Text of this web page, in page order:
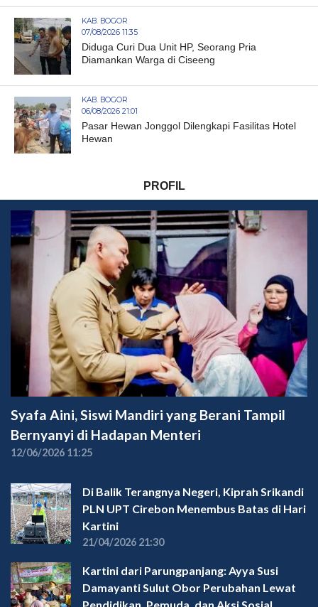
KAB. BOGOR
07/08/2026 11:35
Diduga Curi Dua Unit HP, Seorang Pria
Diamankan Warga di Ciseeng
KAB. BOGOR
06/08/2026 21:01
Pasar Hewan Jonggol Dilengkapi Fasilitas Hotel
Hewan
PROFIL
Syafa Aini, Siswi Mandiri yang Berani Tampil
Bernyanyi di Hadapan Menteri
12/06/2026 11:25
Di Balik Terangnya Negeri, Kiprah Srikandi
PLN UPT Cirebon Menembus Batas di Hari
Kartini
21/04/2026 21:30
Kartini dari Parungpanjang: Ayya Susi
Damayanti Sulut Obor Perubahan Lewat